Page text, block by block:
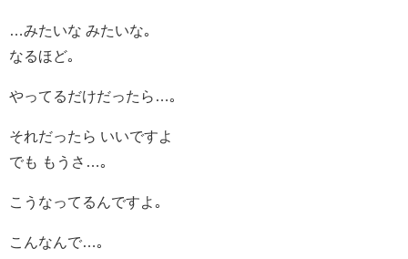
…みたいな みたいな｡
なるほど｡
やってるだけだったら…｡
それだったら いいですよ
でも もうさ…｡
こうなってるんですよ｡
こんなんで…｡